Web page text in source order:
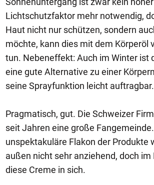
Lichtschutzfaktor mehr notwendig,
Haut nicht nur schützen, sondern
möchte, kann dies mit dem Körperöl
tun. Nebeneffekt: Auch im Winter ist
eine gute Alternative zu einer
seine Sprayfunktion leicht auftragbar.
Pragmatisch, gut. Die Schweizer
seit Jahren eine große
unspektakuläre Flakon der Produkte
außen nicht sehr anziehend, doch im
diese Creme in sich.